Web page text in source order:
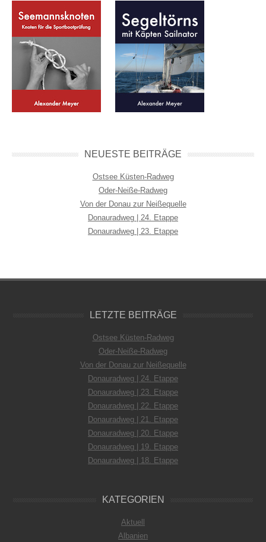
NEUESTE BEITRÄGE
Ostsee Küsten-Radweg
Oder-Neiße-Radweg
Von der Donau zur Neißequelle
Donauradweg | 24. Etappe
Donauradweg | 23. Etappe
LETZTE BEITRÄGE
Ostsee Küsten-Radweg
Oder-Neiße-Radweg
Von der Donau zur Neißequelle
Donauradweg | 24. Etappe
Donauradweg | 23. Etappe
Donauradweg | 22. Etappe
Donauradweg | 21. Etappe
Donauradweg | 20. Etappe
Donauradweg | 19. Etappe
Donauradweg | 18. Etappe
KATEGORIEN
Aktuell
Albanien